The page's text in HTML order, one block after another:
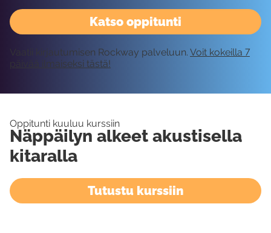
Katso oppitunti
Vaatii kirjautumisen Rockway palveluun. Voit kokeilla 7
päivää ilmaiseksi tästä!
Oppitunti kuuluu kurssiin
Näppäilyn alkeet akustisella
kitaralla
Tutustu kurssiin